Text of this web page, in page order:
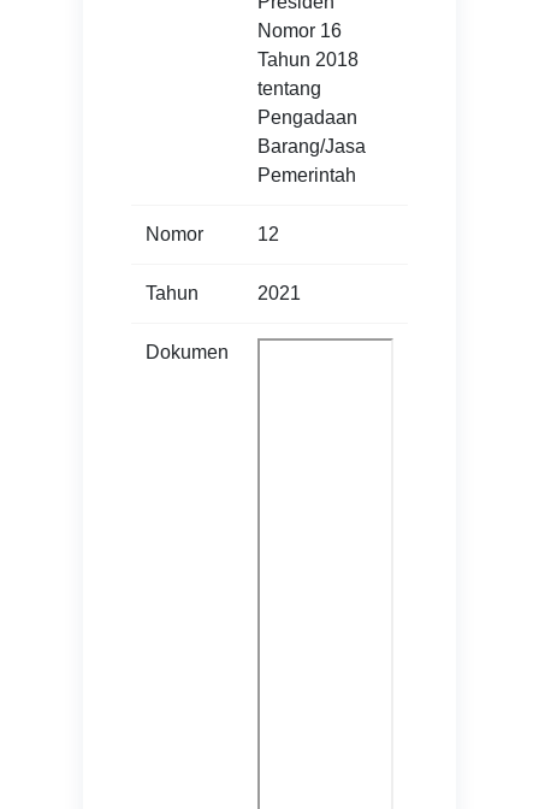
Nomor 16
Tahun 2018
tentang
Pengadaan
Barang/Jasa
Pemerintah
Nomor 12
Tahun 2021
Dokumen